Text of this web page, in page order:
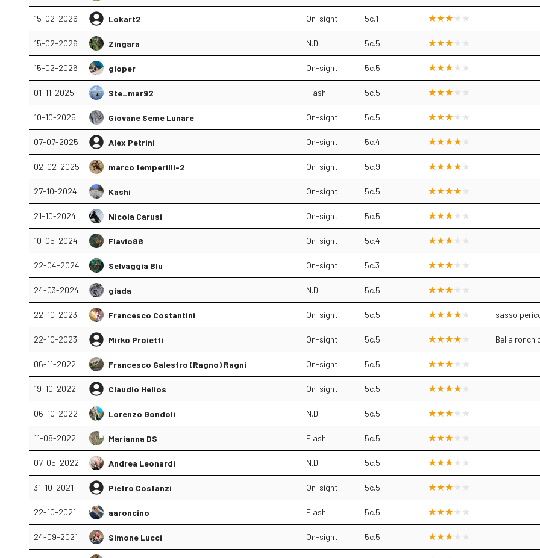
15-02-2026 Lokart2 On-sight 5c.1
15-02-2026 Zingara N.D. 5c.5
15-02-2026 gioper On-sight 5c.5
01-11-2025 Ste_mar92 Flash 5c.5
10-10-2025 Giovane Seme Lunare On-sight 5c.5
07-07-2025 Alex Petrini On-sight 5c.4
02-02-2025 marco temperilli-2 On-sight 5c.9
27-10-2024 Kashi On-sight 5c.5
21-10-2024 Nicola Carusi On-sight 5c.5
10-05-2024 Flavio88 On-sight 5c.4
22-04-2024 Selvaggia Blu On-sight 5c.3
24-03-2024 giada N.D. 5c.5
22-10-2023 Francesco Costantini On-sight 5c.5 sasso
22-10-2023 Mirko Proietti On-sight 5c.5 Bella
06-11-2022 Francesco Galestro (Ragno) Ragni On-sight 5c.5
19-10-2022 Claudio Helios On-sight 5c.5
06-10-2022 Lorenzo Gondoli N.D. 5c.5
11-08-2022 Marianna DS Flash 5c.5
07-05-2022 Andrea Leonardi N.D. 5c.5
31-10-2021 Pietro Costanzi On-sight 5c.5
22-10-2021 aaroncino Flash 5c.5
24-09-2021 Simone Lucci On-sight 5c.5